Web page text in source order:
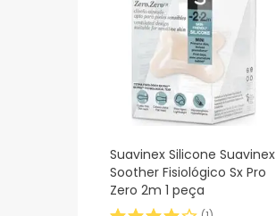
Suavinex Silicone Suavinex
Soother Fisiológico Sx Pro
Zero 2m 1 peça